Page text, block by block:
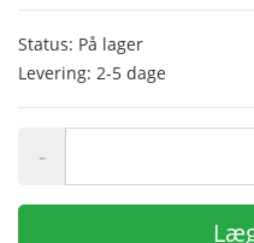
Status: På lager
Levering: 2-5 dage
-